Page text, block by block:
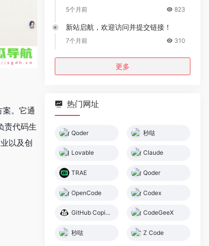
。它通
责代码生
以及创
5个月前 823
新站启航，欢迎访问并提交链接！
7个月前 310
更多
热门网址
Qoder 秒哒
Lovable Claude
TRAE Qoder
OpenCode Codex
GitHub Copilot CodeGeeX
秒哒 Z Code